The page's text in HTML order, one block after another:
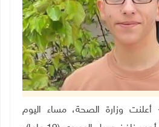
7-2025 وفا- أعلنت وزارة الصحة، مساء اليوم